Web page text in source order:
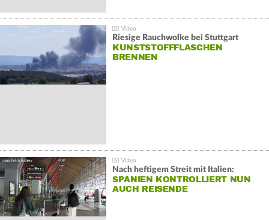
Riesige Rauchwolke bei Stuttgart
KUNSTSTOFFFLASCHEN
BRENNEN
Nach heftigem Streit mit Italien:
SPANIEN KONTROLLIERT NUN
AUCH REISENDE